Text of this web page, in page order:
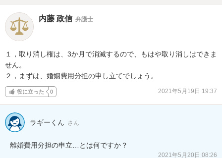
内藤 政信 弁護士
１，取り消し権は、3か月で消滅するので、もはや取り消しはできま
せん。
２，まずは、婚姻費用分担の申し立てでしょう。
役に立った 0 2021年5月19日 19:37
ラギーくん さん
離婚費用分担の申立…とは何ですか？
2021年5月20日 08:26